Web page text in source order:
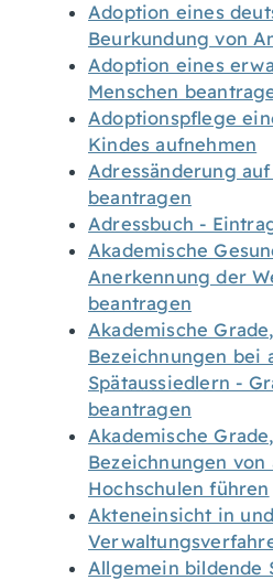
Adoption eines
Beurkundung von
Adoption eines
Menschen
Adoptionspflege
Kindes aufnehmen
Adressänderung
beantragen
Adressbuch -
Akademische
Anerkennung der
beantragen
Akademische
Bezeichnungen bei
Spätaussiedlern -
beantragen
Akademische
Bezeichnungen von
Hochschulen führen
Akteneinsicht in
Allgemein bildende